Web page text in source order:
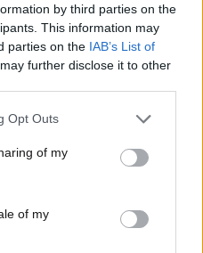
by third parties on the
This information may
parties on the IAB’s List of
further disclose it to other
uses one or more Google
behaviour. You may click to
and its third-party tags to
purposes in below Google
Opt Outs
of my
of my
ΣΑΣ